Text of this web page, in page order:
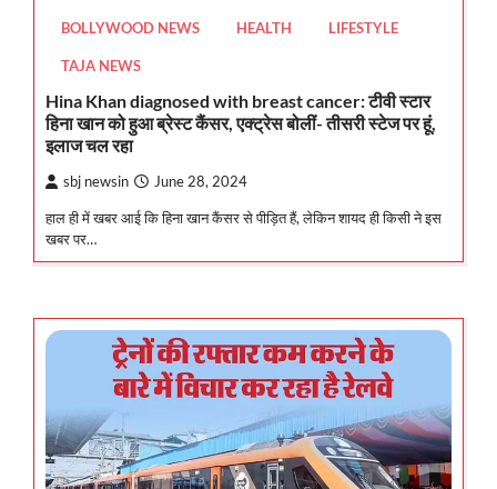
BOLLYWOOD NEWS HEALTH LIFESTYLE
TAJA NEWS
Hina Khan diagnosed with breast cancer: टीवी स्टार
हिना खान को हुआ ब्रेस्ट कैंसर, एक्ट्रेस बोलीं- तीसरी स्टेज पर हूं,
इलाज चल रहा
sbj newsin June 28, 2024
हाल ही में खबर आई कि हिना खान कैंसर से पीड़ित हैं, लेकिन शायद ही किसी ने इस
खबर पर…